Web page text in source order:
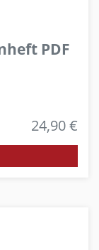
PDF
24,90 €